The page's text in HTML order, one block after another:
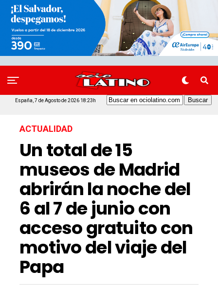
España, 7 de Agosto de 2026 18:23h
ACTUALIDAD
Un total de 15
museos de Madrid
abrirán la noche del
6 al 7 de junio con
acceso gratuito con
motivo del viaje del
Papa